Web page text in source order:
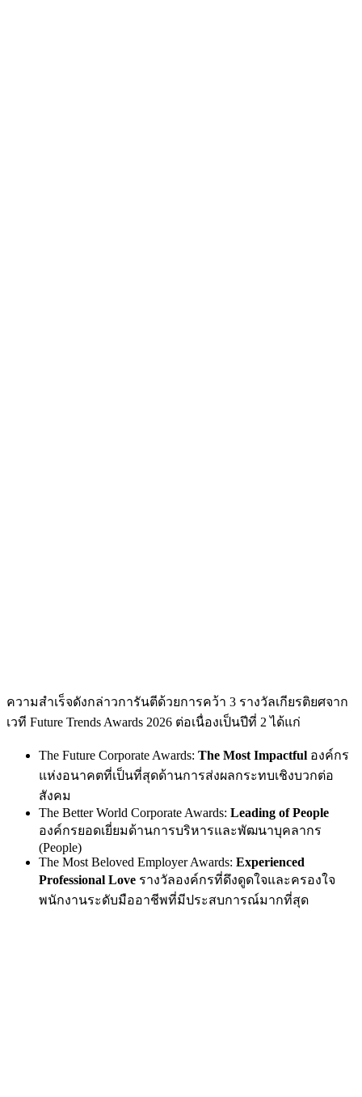
ความสำเร็จดังกล่าวการันตีด้วยการคว้า 3 รางวัลเกียรติยศจาก
เวที Future Trends Awards 2026 ต่อเนื่องเป็นปีที่ 2 ได้แก่
The Future Corporate Awards: The Most Impactful องค์กร
แห่งอนาคตที่เป็นที่สุดด้านการส่งผลกระทบเชิงบวกต่อ
สังคม
The Better World Corporate Awards: Leading of People
องค์กรยอดเยี่ยมด้านการบริหารและพัฒนาบุคลากร
(People)
The Most Beloved Employer Awards: Experienced
Professional Love รางวัลองค์กรที่ดึงดูดใจและครองใจ
พนักงานระดับมืออาชีพที่มีประสบการณ์มากที่สุด